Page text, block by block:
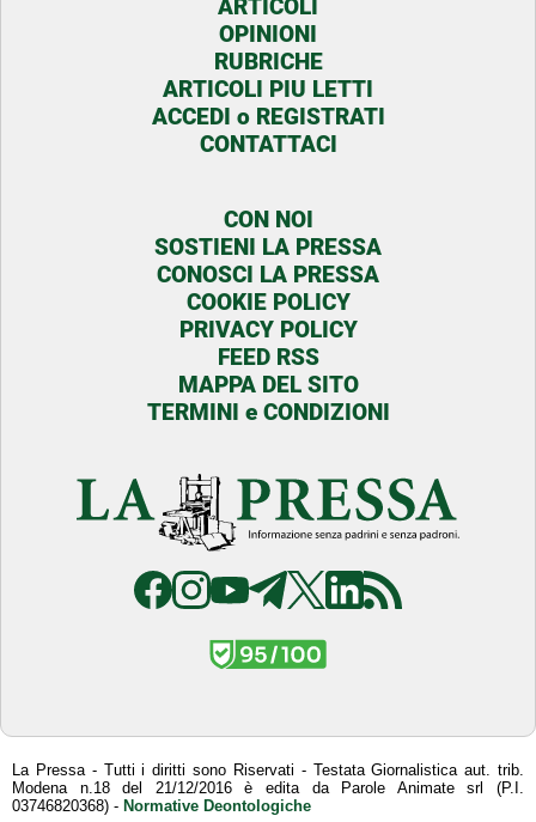
ARTICOLI
OPINIONI
RUBRICHE
ARTICOLI PIU LETTI
ACCEDI o REGISTRATI
CONTATTACI
CON NOI
SOSTIENI LA PRESSA
CONOSCI LA PRESSA
COOKIE POLICY
PRIVACY POLICY
FEED RSS
MAPPA DEL SITO
TERMINI e CONDIZIONI
La Pressa - Tutti i diritti sono Riservati - Testata Giornalistica aut. trib.
Modena n.18 del 21/12/2016 è edita da Parole Animate srl (P.I.
03746820368) - Normative Deontologiche